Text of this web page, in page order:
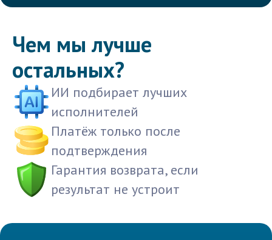
Чем мы лучше
остальных?
ИИ подбирает лучших
исполнителей
Платёж только после
подтверждения
Гарантия возврата, если
результат не устроит